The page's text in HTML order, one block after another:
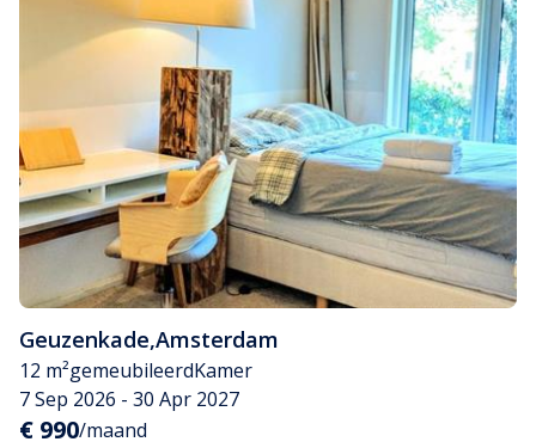
Geuzenkade,Amsterdam
12 m²gemeubileerdKamer
7 Sep 2026 - 30 Apr 2027
€ 990/maand